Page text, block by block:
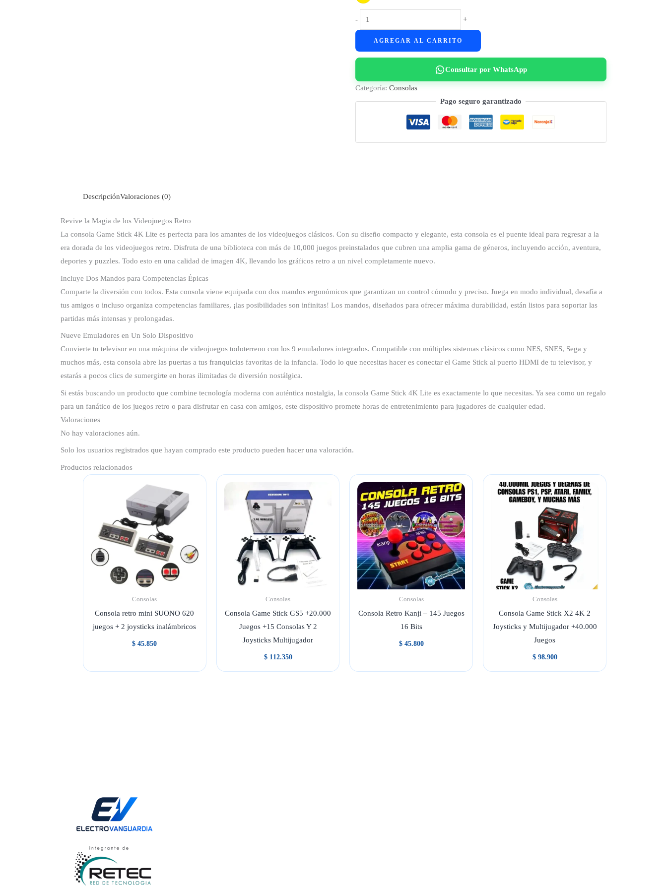
-
Consola
Game
Stick
Lite
+
AGREGAR AL CARRITO
Consultar por WhatsApp
Categoría: Consolas
Pago seguro garantizado
DescripciónValoraciones (0)
Revive la Magia de los Videojuegos Retro
La consola Game Stick 4K Lite es perfecta para los amantes de los videojuegos clásicos. Con su diseño compacto y elegante, esta consola es el puente ideal para regresar a la
era dorada de los videojuegos retro. Disfruta de una biblioteca con más de 10,000 juegos preinstalados que cubren una amplia gama de géneros, incluyendo acción, aventura,
deportes y puzzles. Todo esto en una calidad de imagen 4K, llevando los gráficos retro a un nivel completamente nuevo.
Incluye Dos Mandos para Competencias Épicas
Comparte la diversión con todos. Esta consola viene equipada con dos mandos ergonómicos que garantizan un control cómodo y preciso. Juega en modo individual, desafía a
tus amigos o incluso organiza competencias familiares, ¡las posibilidades son infinitas! Los mandos, diseñados para ofrecer máxima durabilidad, están listos para soportar las
partidas más intensas y prolongadas.
Nueve Emuladores en Un Solo Dispositivo
Convierte tu televisor en una máquina de videojuegos todoterreno con los 9 emuladores integrados. Compatible con múltiples sistemas clásicos como NES, SNES, Sega y
muchos más, esta consola abre las puertas a tus franquicias favoritas de la infancia. Todo lo que necesitas hacer es conectar el Game Stick al puerto HDMI de tu televisor, y
estarás a pocos clics de sumergirte en horas ilimitadas de diversión nostálgica.
Si estás buscando un producto que combine tecnología moderna con auténtica nostalgia, la consola Game Stick 4K Lite es exactamente lo que necesitas. Ya sea como un regalo
para un fanático de los juegos retro o para disfrutar en casa con amigos, este dispositivo promete horas de entretenimiento para jugadores de cualquier edad.
Valoraciones
No hay valoraciones aún.
Solo los usuarios registrados que hayan comprado este producto pueden hacer una valoración.
Productos relacionados
Consolas
Consola retro mini SUONO 620
juegos + 2 joysticks inalámbricos
$ 45.850
Consolas
Consola Game Stick GS5 +20.000
Juegos +15 Consolas Y 2
Joysticks Multijugador
$112.350
Consolas
Consola Retro Kanji – 145 Juegos
16 Bits
$45.800
Consolas
Consola Game Stick X2 4K 2
Joysticks y Multijugador +40.000
Juegos
$98.900